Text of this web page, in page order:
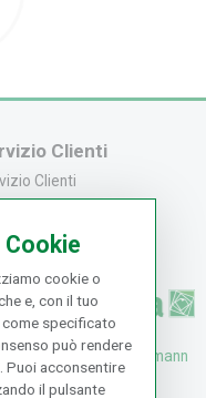
Clienti
Clienti
di Spediz...
V. Senna 44/46, Osmann
F.no (FI)
cookie o
e, con il tuo
specificato
può rendere
Puoi acconsentire
il pulsante